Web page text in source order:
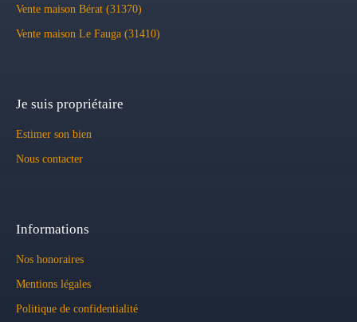
Vente maison Bérat (31370)
Vente maison Le Fauga (31410)
Je suis propriétaire
Estimer son bien
Nous contacter
Informations
Nos honoraires
Mentions légales
Politique de confidentialité